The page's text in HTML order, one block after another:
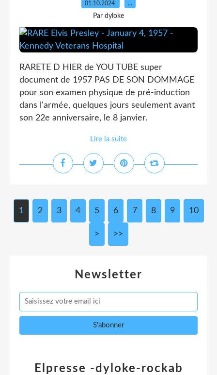
01.10.2024 …
Par dyloke
RARETE D HIER de YOU TUBE super
document de 1957 PAS DE SON DOMMAGE
pour son examen physique de pré-induction
dans l'armée, quelques jours seulement avant
son 22e anniversaire, le 8 janvier.
Lire la suite
1 2 3 4 5 6 7 8 9 10
> >>
Newsletter
Elpresse -dyloke-rockab